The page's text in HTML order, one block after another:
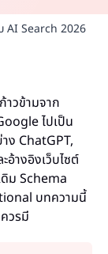
AI Search 2026
วข้ามจาก
ไปเป็น
ChatGPT,
อ้างอิงเว็บไซต์
ม Schema
บทความนี้
วรมี